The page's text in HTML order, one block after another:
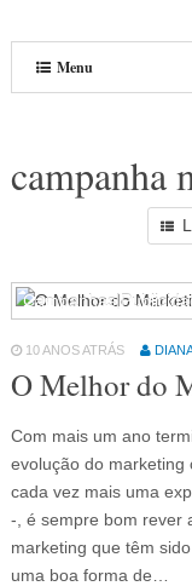
Menu
campanha
10 ANOS ATRÁS
O Melhor do
Com mais um ano
evolução do marketing
cada vez mais uma
-, é sempre bom rever
marketing que têm
uma boa forma de…